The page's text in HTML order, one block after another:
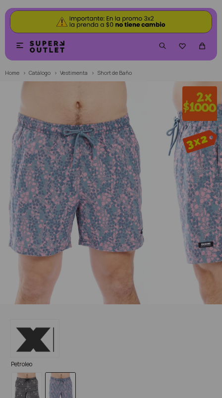


Home Catálogo Vestimenta Short de Baño
Petroleo